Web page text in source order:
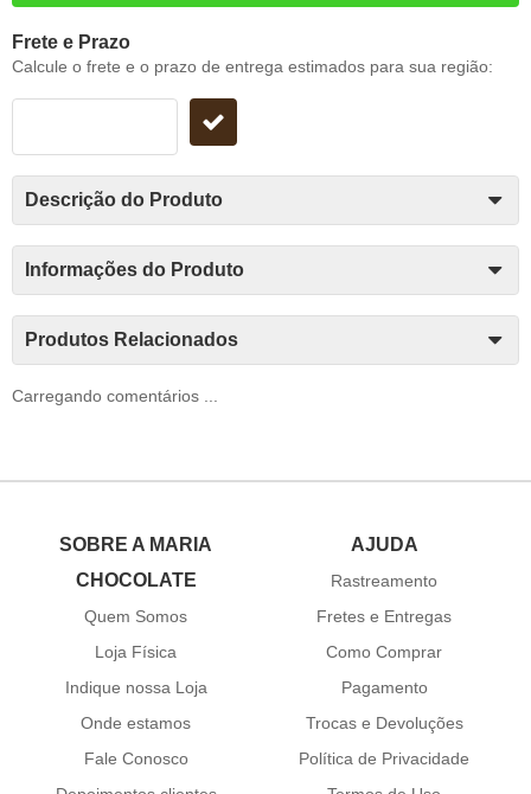
Frete e Prazo
Calcule o frete e o prazo de entrega estimados para sua região:
Descrição do Produto
Informações do Produto
Produtos Relacionados
Carregando comentários ...
SOBRE A MARIA
CHOCOLATE
Quem Somos
Loja Física
Indique nossa Loja
Onde estamos
Fale Conosco
AJUDA
Rastreamento
Fretes e Entregas
Como Comprar
Pagamento
Trocas e Devoluções
Política de Privacidade